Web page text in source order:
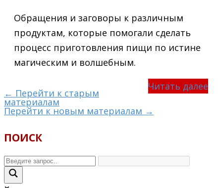
Обращения и заговоры к различным
продуктам, которые помогали сделать
процесс приготовления пищи по истине
магическим и волшебным.
Читать далее
← Перейти к старым
материалам
Перейти к новым материалам →
ПОИСК